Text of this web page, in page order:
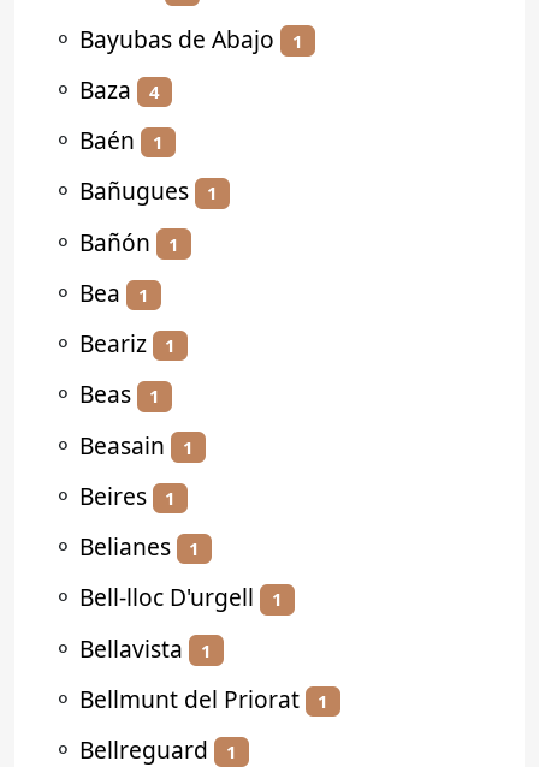
⚬ Bayubas de Abajo 1
⚬ Baza 4
⚬ Baén 1
⚬ Bañugues 1
⚬ Bañón 1
⚬ Bea 1
⚬ Beariz 1
⚬ Beas 1
⚬ Beasain 1
⚬ Beires 1
⚬ Belianes 1
⚬ Bell-lloc D'urgell 1
⚬ Bellavista 1
⚬ Bellmunt del Priorat 1
⚬ Bellreguard 1